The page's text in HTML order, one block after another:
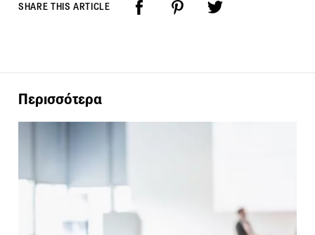
SHARE THIS ARTICLE
Περισσότερα